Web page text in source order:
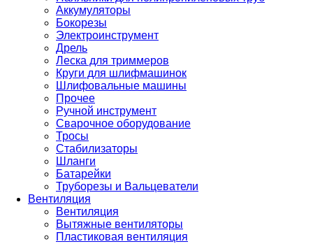
Аккумуляторы
Бокорезы
Электроинструмент
Дрель
Леска для триммеров
Круги для шлифмашинок
Шлифовальные машины
Прочее
Ручной инструмент
Сварочное оборудование
Тросы
Стабилизаторы
Шланги
Батарейки
Труборезы и Вальцеватели
Вентиляция
Вентиляция
Вытяжные вентиляторы
Пластиковая вентиляция